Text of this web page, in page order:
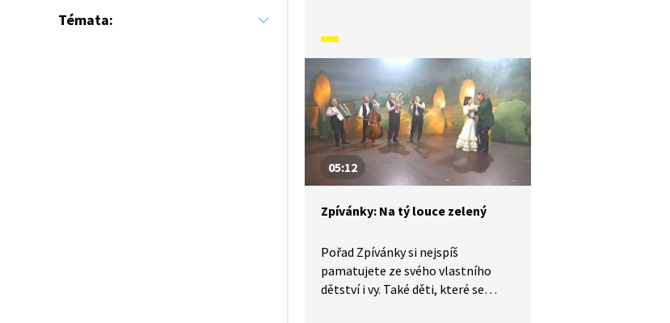
Témata:
písněmi, zvyky, tradicemi
a způsobem života, který naši
předkové žili. V krátkých příbězích
představíme písničky i dobový
kontext, ve kterém vznikly.
V tomto díle se naučíme píseň:
Čížečku, čížečku.
05:12
Zpívánky: Na tý louce zelený
Pořad Zpívánky si nejspíš
pamatujete ze svého vlastního
dětství i vy. Také děti, které se